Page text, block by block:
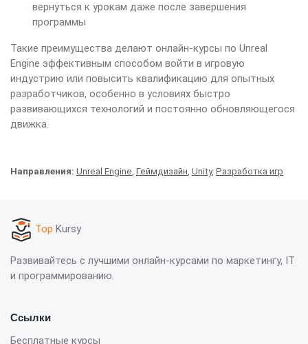
вернуться к урокам даже после завершения
программы
Такие преимущества делают онлайн-курсы по Unreal
Engine эффективным способом войти в игровую
индустрию или повысить квалификацию для опытных
разработчиков, особенно в условиях быстро
развивающихся технологий и постоянно обновляющегося
движка.
Направления: Unreal Engine, Геймдизайн, Unity, Разработка игр
Top Kursy
Развивайтесь с лучшими онлайн-курсами по маркетингу, IT
и программированию.
Ссылки
Бесплатные курсы